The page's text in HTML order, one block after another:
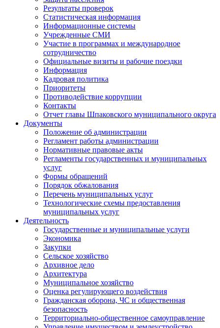
Результаты проверок
Статистическая информация
Информационные системы
Учрежденные СМИ
Участие в программах и международное
сотрудничество
Официальные визиты и рабочие поездки
Информация
Кадровая политика
Приоритеты
Противодействие коррупции
Контакты
Отчет главы Шпаковского муниципального округа
Документы
Положение об администрации
Регламент работы администрации
Нормативные правовые акты
Регламенты государственных и муниципальных
услуг
Формы обращений
Порядок обжалования
Перечень муниципальных услуг
Технологические схемы предоставления
муниципальных услуг
Деятельность
Государственные и муниципальные услуги
Экономика
Закупки
Сельское хозяйство
Архивное дело
Архитектура
Муниципальное хозяйство
Оценка регулирующего воздействия
Гражданская оборона, ЧС и общественная
безопасность
Территориально-общественное самоуправление